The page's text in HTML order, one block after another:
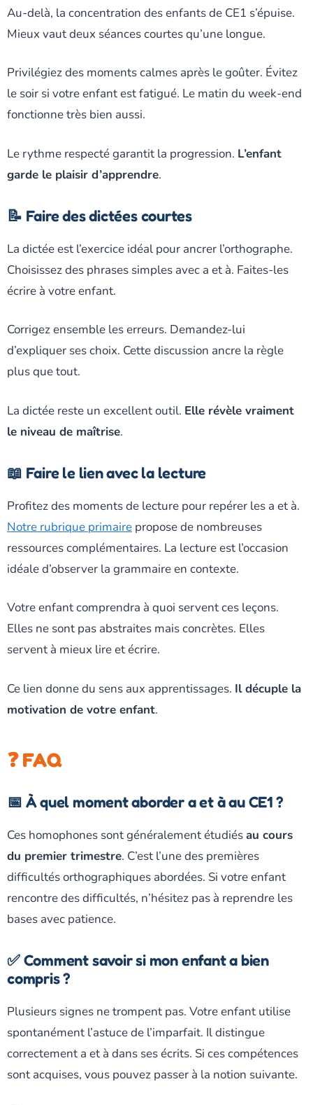
Au-delà, la concentration des enfants de CE1 s’épuise.
Mieux vaut deux séances courtes qu’une longue.
Privilégiez des moments calmes après le goûter. Évitez
le soir si votre enfant est fatigué. Le matin du week-end
fonctionne très bien aussi.
Le rythme respecté garantit la progression. L’enfant
garde le plaisir d’apprendre.
📝 Faire des dictées courtes
La dictée est l’exercice idéal pour ancrer l’orthographe.
Choisissez des phrases simples avec a et à. Faites-les
écrire à votre enfant.
Corrigez ensemble les erreurs. Demandez-lui
d’expliquer ses choix. Cette discussion ancre la règle
plus que tout.
La dictée reste un excellent outil. Elle révèle vraiment
le niveau de maîtrise.
📖 Faire le lien avec la lecture
Profitez des moments de lecture pour repérer les a et à.
Notre rubrique primaire propose de nombreuses
ressources complémentaires. La lecture est l’occasion
idéale d’observer la grammaire en contexte.
Votre enfant comprendra à quoi servent ces leçons.
Elles ne sont pas abstraites mais concrètes. Elles
servent à mieux lire et écrire.
Ce lien donne du sens aux apprentissages. Il décuple la
motivation de votre enfant.
❓ FAQ
📅 À quel moment aborder a et à au CE1 ?
Ces homophones sont généralement étudiésau cours
du premier trimestre. C’est l’une des premières
difficultés orthographiques abordées. Si votre enfant
rencontre des difficultés, n’hésitez pas à reprendre les
bases avec patience.
✅ Comment savoir si mon enfant a bien
compris ?
Plusieurs signes ne trompent pas. Votre enfant utilise
spontanément l’astuce de l’imparfait. Il distingue
correctement a et à dans ses écrits. Si ces compétences
sont acquises, vous pouvez passer à la notion suivante.